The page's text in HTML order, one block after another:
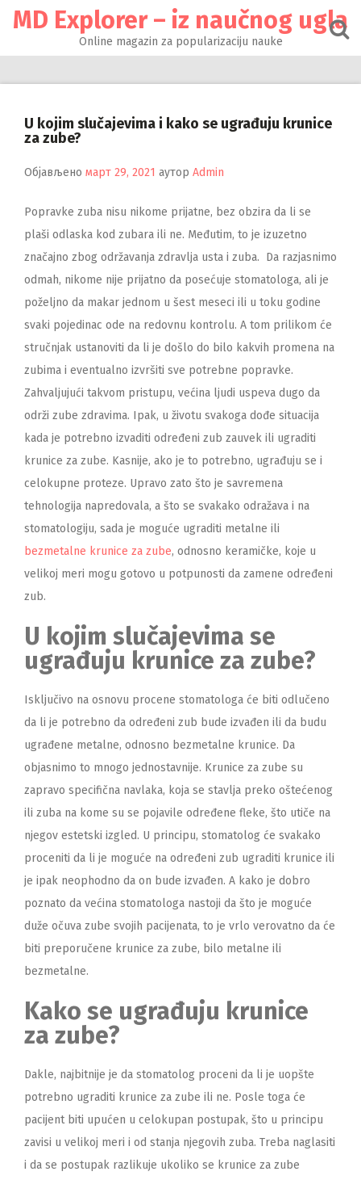
MD Explorer – iz naučnog ugla
Online magazin za popularizaciju nauke
U kojim slučajevima i kako se ugrađuju krunice
za zube?
Објављено март 29, 2021 аутор Admin
Popravke zuba nisu nikome prijatne, bez obzira da li se
plaši odlaska kod zubara ili ne. Međutim, to je izuzetno
značajno zbog održavanja zdravlja usta i zuba. Da razjasnimo
odmah, nikome nije prijatno da posećuje stomatologa, ali je
poželjno da makar jednom u šest meseci ili u toku godine
svaki pojedinac ode na redovnu kontrolu. A tom prilikom će
stručnjak ustanoviti da li je došlo do bilo kakvih promena na
zubima i eventualno izvršiti sve potrebne popravke.
Zahvaljujući takvom pristupu, većina ljudi uspeva dugo da
održi zube zdravima. Ipak, u životu svakoga dođe situacija
kada je potrebno izvaditi određeni zub zauvek ili ugraditi
krunice za zube. Kasnije, ako je to potrebno, ugrađuju se i
celokupne proteze. Upravo zato što je savremena
tehnologija napredovala, a što se svakako odražava i na
stomatologiju, sada je moguće ugraditi metalne ili
bezmetalne krunice za zube, odnosno keramičke, koje u
velikoj meri mogu gotovo u potpunosti da zamene određeni
zub.
U kojim slučajevima se
ugrađuju krunice za zube?
Isključivo na osnovu procene stomatologa će biti odlučeno
da li je potrebno da određeni zub bude izvađen ili da budu
ugrađene metalne, odnosno bezmetalne krunice. Da
objasnimo to mnogo jednostavnije. Krunice za zube su
zapravo specifična navlaka, koja se stavlja preko oštećenog
ili zuba na kome su se pojavile određene fleke, što utiče na
njegov estetski izgled. U principu, stomatolog će svakako
proceniti da li je moguće na određeni zub ugraditi krunice ili
je ipak neophodno da on bude izvađen. A kako je dobro
poznato da većina stomatologa nastoji da što je moguće
duže očuva zube svojih pacijenata, to je vrlo verovatno da će
biti preporučene krunice za zube, bilo metalne ili
bezmetalne.
Kako se ugrađuju krunice
za zube?
Dakle, najbitnije je da stomatolog proceni da li je uopšte
potrebno ugraditi krunice za zube ili ne. Posle toga će
pacijent biti upućen u celokupan postupak, što u principu
zavisi u velikoj meri i od stanja njegovih zuba. Treba naglasiti
i da se postupak razlikuje ukoliko se krunice za zube